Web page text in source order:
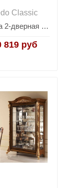
Classic
Витрина 2-дверная Arredo Classic Melodia
819 руб